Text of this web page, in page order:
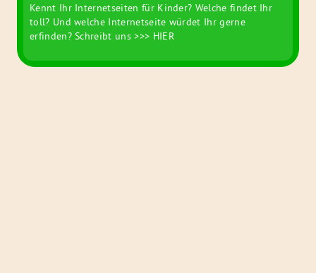
Kennt Ihr Internetseiten für Kinder? Welche findet Ihr
toll? Und welche Internetseite würdet Ihr gerne
erfinden? Schreibt uns>>> HIER